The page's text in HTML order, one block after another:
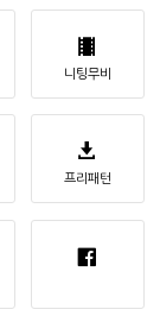
니팅무비
프리패턴